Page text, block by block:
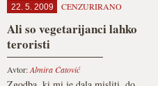
22. 5. 2009 CENZURIRANO
Ali so vegetarijanci lahko
teroristi
Avtor:Almira Ćatović